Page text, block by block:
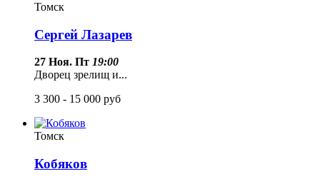
Томск
Сергей Лазарев
27 Ноя. Пт 19:00
Дворец зрелищ и...
3 300 - 15 000 руб
Томск
Кобяков